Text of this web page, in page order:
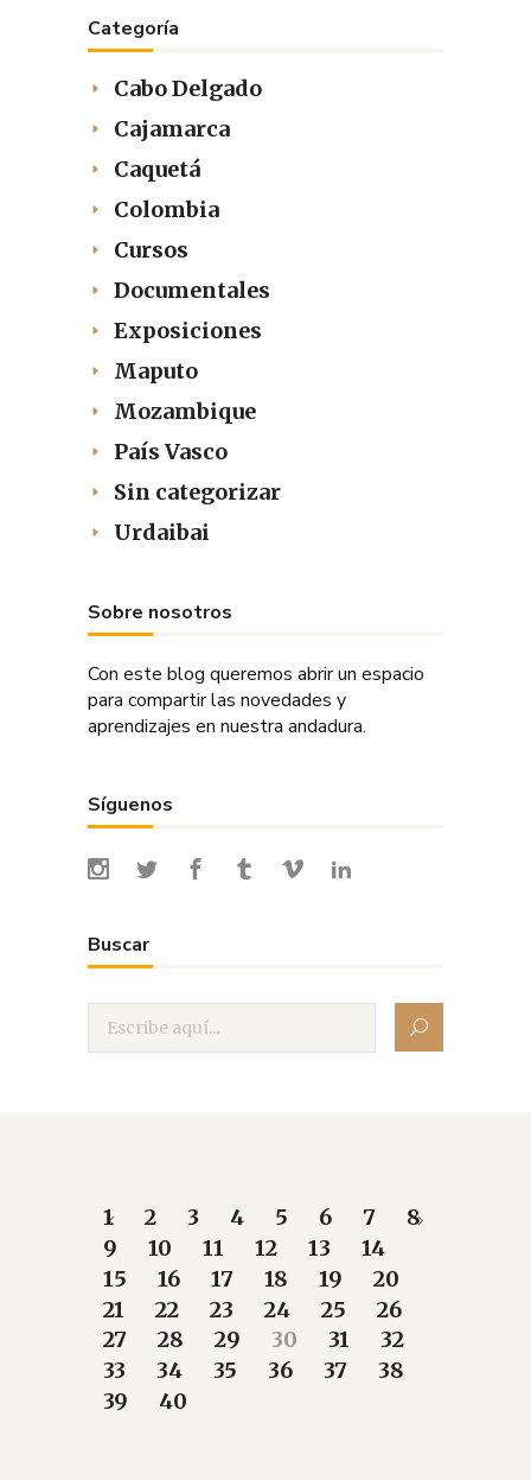
Categoría
Cabo Delgado
Cajamarca
Caquetá
Colombia
Cursos
Documentales
Exposiciones
Maputo
Mozambique
País Vasco
Sin categorizar
Urdaibai
Sobre nosotros
Con este blog queremos abrir un espacio
para compartir las novedades y
aprendizajes en nuestra andadura.
Síguenos
Buscar
1 2 3 4 5 6 7
8
9
10 11 12 13
14
15
16 17 18 19
20
21
22 23 24 25
26
27
28 29 30 31
32
33
34 35 36 37
38
39
40